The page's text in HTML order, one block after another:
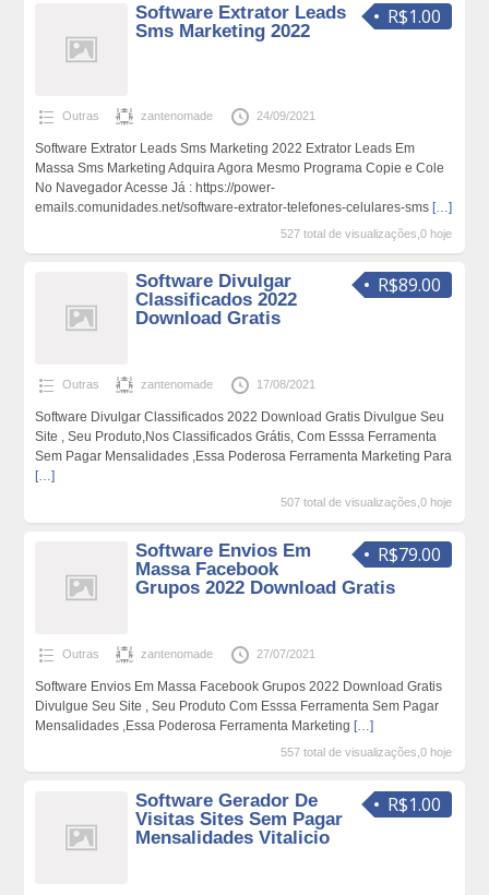
R$1.00
Software Extrator Leads
Sms Marketing 2022
Outras zantenomade 24/09/2021
Software Extrator Leads Sms Marketing 2022 Extrator Leads Em
Massa Sms Marketing Adquira Agora Mesmo Programa Copie e Cole
No Navegador Acesse Já : https://power-
emails.comunidades.net/software-extrator-telefones-celulares-sms […]
527 total de visualizações,0 hoje
R$89.00
Software Divulgar
Classificados 2022
Download Gratis
Outras zantenomade 17/08/2021
Software Divulgar Classificados 2022 Download Gratis Divulgue Seu
Site , Seu Produto,Nos Classificados Grátis, Com Esssa Ferramenta
Sem Pagar Mensalidades ,Essa Poderosa Ferramenta Marketing Para
[…]
507 total de visualizações,0 hoje
R$79.00
Software Envios Em
Massa Facebook
Grupos 2022 Download Gratis
Outras zantenomade 27/07/2021
Software Envios Em Massa Facebook Grupos 2022 Download Gratis
Divulgue Seu Site , Seu Produto Com Esssa Ferramenta Sem Pagar
Mensalidades ,Essa Poderosa Ferramenta Marketing […]
557 total de visualizações,0 hoje
R$1.00
Software Gerador De
Visitas Sites Sem Pagar
Mensalidades Vitalicio